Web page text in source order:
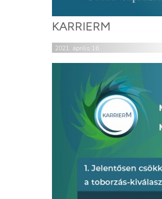
KARRIERM
2021. április 16.